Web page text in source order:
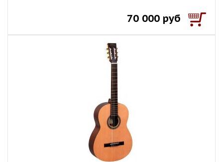
70 000 руб